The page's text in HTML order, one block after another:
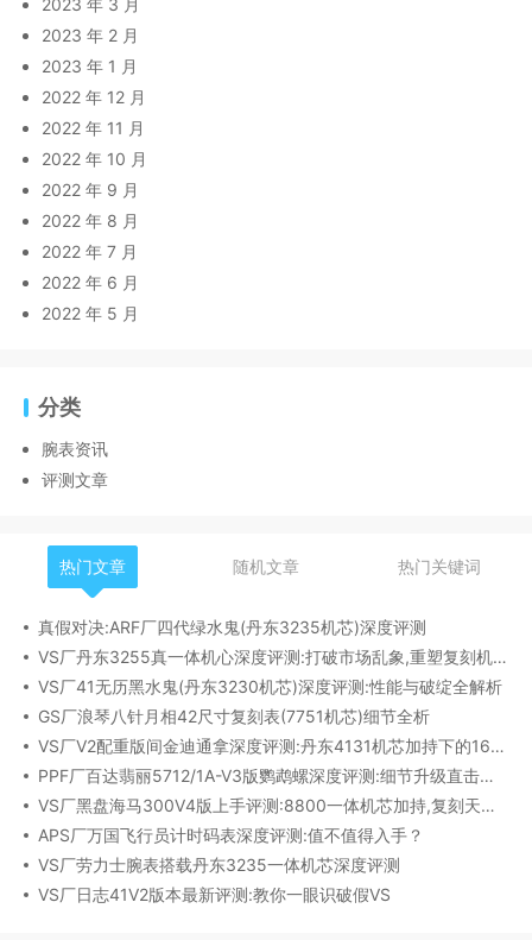
2023 年 3 月
2023 年 2 月
2023 年 1 月
2022 年 12 月
2022 年 11 月
2022 年 10 月
2022 年 9 月
2022 年 8 月
2022 年 7 月
2022 年 6 月
2022 年 5 月
分类
腕表资讯
评测文章
热门文章 随机文章 热门关键词
真假对决:ARF厂四代绿水鬼(丹东3235机芯)深度评测
VS厂丹东3255真一体机心深度评测:打破市场乱象,重塑复刻机芯新标杆​
VS厂41无历黑水鬼(丹东3230机芯)深度评测:性能与破绽全解析
GS厂浪琴八针月相42尺寸复刻表(7751机芯)细节全析
VS厂V2配重版间金迪通拿深度评测:丹东4131机芯加持下的165克精密之作​
PPF厂百达翡丽5712/1A-V3版鹦鹉螺深度评测:细节升级直击正品
VS厂黑盘海马300V4版上手评测:8800一体机芯加持,复刻天花板实至名归?
APS厂万国飞行员计时码表深度评测:值不值得入手？
VS厂劳力士腕表搭载丹东3235一体机芯深度评测
VS厂日志41V2版本最新评测:教你一眼识破假VS